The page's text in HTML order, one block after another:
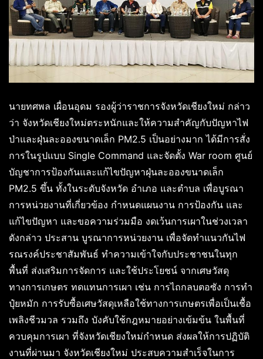
นายทศพล เผื่อนอุดม รองผู้ว่าราชการจังหวัดเชียงใหม่ กล่าว
ว่า จังหวัดเชียงใหม่ตระหนักและให้ความสำคัญกับปัญหาไฟ
ป่าและฝุ่นละอองขนาดเล็ก PM2.5 เป็นอย่างมาก ได้มีการสั่ง
การในรูปแบบ Single Command และจัดตั้ง War room ศูนย์
บัญชาการป้องกันและแก้ไขปัญหาฝุ่นละอองขนาดเล็ก
PM2.5 ขึ้น ทั้งในระดับจังหวัด อำเภอ และตำบล เพื่อบูรณา
การหน่วยงานที่เกี่ยวข้อง กำหนดแผนงาน การป้องกัน และ
แก้ไขปัญหา และขอความร่วมมือ งดเว้นการเผาในช่วงเวลา
ดังกล่าว ประสาน บูรณาการหน่วยงาน เพื่อจัดทำแนวกันไฟ
รณรงค์ประชาสัมพันธ์ ทำความเข้าใจกับประชาชนในทุก
พื้นที่ ส่งเสริมการจัดการ และใช้ประโยชน์ จากเศษวัสดุ
ทางการเกษตร ทดแทนการเผา เช่น การไถกลบตอซัง การทำ
ปุ๋ยหมัก การรับซื้อเศษวัสดุเหลือใช้ทางการเกษตรเพื่อเป็นเชื้อ
เพลิงชีวมวล รวมถึง บังคับใช้กฎหมายอย่างเข้มข้น ในพื้นที่
ควบคุมการเผา ที่จังหวัดเชียงใหม่กำหนด ส่งผลให้การปฏิบัติ
งานที่ผ่านมา จังหวัดเชียงใหม่ ประสบความสำเร็จในการ